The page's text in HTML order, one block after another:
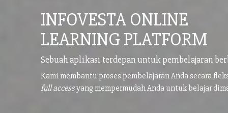
INFOVESTA ONLINE
LEARNING PLATFORM
Sebuah aplikasi terdepan untuk pembelajaran
Kami membantu proses pembelajaran Anda secara
full accessyang mempermudah Anda untuk belajar